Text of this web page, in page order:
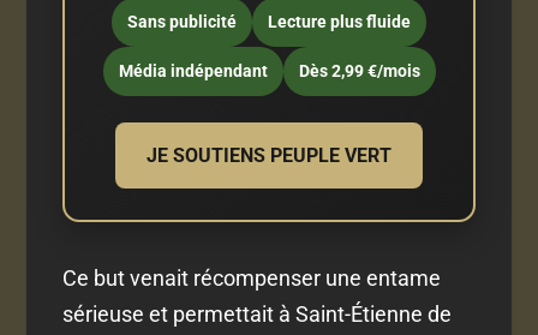
Sans publicité Lecture plus fluide
Média indépendant Dès 2,99 €/mois
JE SOUTIENS PEUPLE VERT
Ce but venait récompenser une entame
sérieuse et permettait à Saint-Étienne de